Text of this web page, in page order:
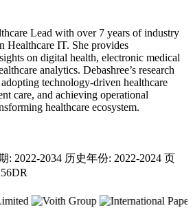
Lead with over 7 years of industry
Healthcare IT. She provides
on digital health, electronic medical
analytics. Debashree’s research
technology-driven healthcare
care, and achieving operational
healthcare ecosystem.
: 2022-2034 历史年份: 2022-2024 页